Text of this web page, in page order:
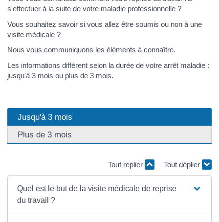
s'effectuer à la suite de votre maladie professionnelle ?
Vous souhaitez savoir si vous allez être soumis ou non à une
visite médicale ?
Nous vous communiquons les éléments à connaître.
Les informations diffèrent selon la durée de votre arrêt maladie :
jusqu'à 3 mois ou plus de 3 mois.
Jusqu'à 3 mois
Plus de 3 mois
Tout replier Tout déplier
Quel est le but de la visite médicale de reprise
du travail ?